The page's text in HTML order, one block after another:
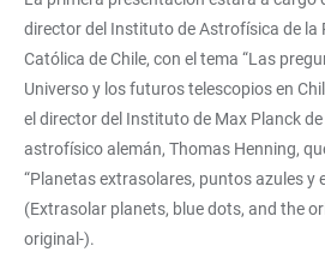
director del Instituto de Astrofísica de la
Católica de Chile, con el tema “Las
Universo y los futuros telescopios en
el director del Instituto de Max Planck
astrofísico alemán, Thomas Henning,
“Planetas extrasolares, puntos azules y
(Extrasolar planets, blue dots, and the
original-).